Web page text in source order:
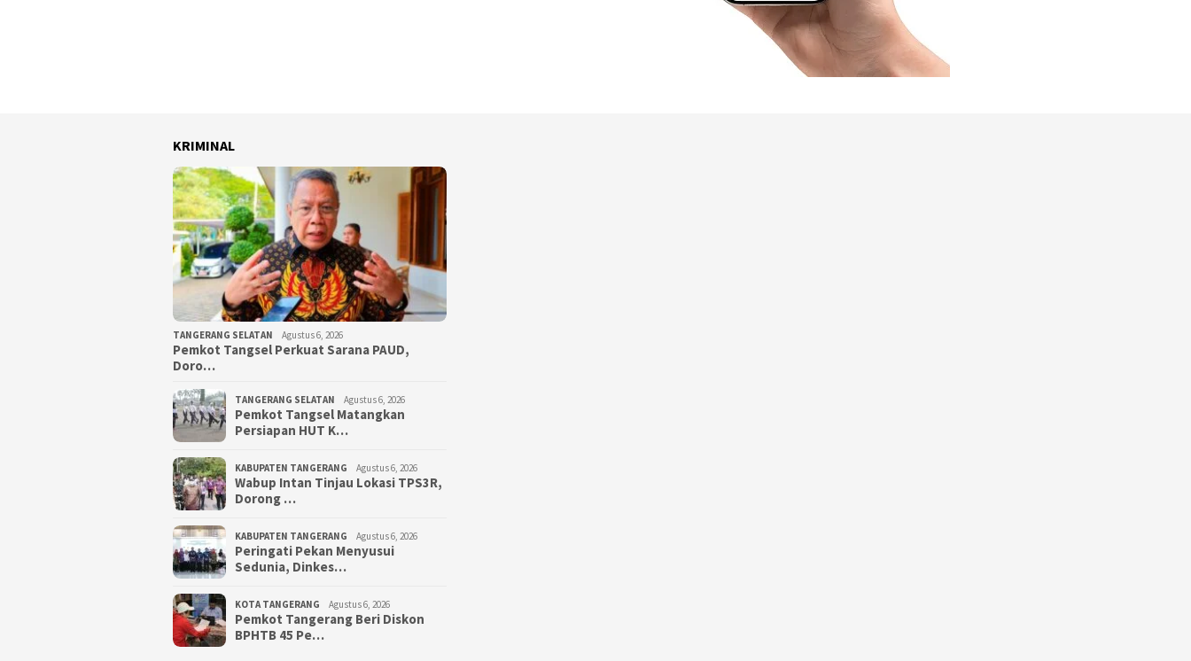
KRIMINAL
TANGERANG SELATAN Agustus 6, 2026
Pemkot Tangsel Perkuat Sarana PAUD,
Doro…
TANGERANG SELATAN Agustus 6, 2026
Pemkot Tangsel Matangkan
Persiapan HUT K…
KABUPATEN TANGERANG Agustus 6, 2026
Wabup Intan Tinjau Lokasi TPS3R,
Dorong …
KABUPATEN TANGERANG Agustus 6, 2026
Peringati Pekan Menyusui
Sedunia, Dinkes…
KOTA TANGERANG Agustus 6, 2026
Pemkot Tangerang Beri Diskon
BPHTB 45 Pe…